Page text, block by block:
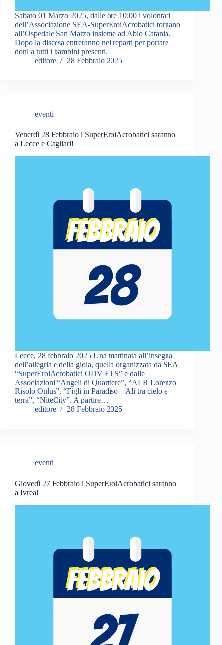
Sabato 01 Marzo 2025, dalle ore 10:00 i volontari
dell’Associazione SEA-SuperEroiAcrobatici tornano
all’Ospedale San Marzo insieme ad Abio Catania.
Dopo la discesa entreranno nei reparti per portare
doni a tutti i bambini presenti.
editore
28 Febbraio 2025
eventi
Venerdì 28 Febbraio i SuperEroiAcrobatici saranno
a Lecce e Cagliari!
Lecce, 28 febbraio 2025 Una mattinata all’insegna
dell’allegria e della gioia, quella organizzata da SEA
“SuperEroiAcrobatici ODV ETS” e dalle
Associazioni “Angeli di Quartiere”, “ALR Lorenzo
Risolo Onlus”, “Figli in Paradiso – Ali tra cielo e
terra”, “NiteCity”. A partire…
editore
28 Febbraio 2025
eventi
Giovedì 27 Febbraio i SuperEroiAcrobatici saranno
a Ivrea!